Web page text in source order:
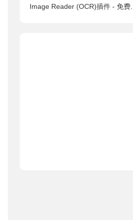
Image Reader (OCR)插件 - 免费...